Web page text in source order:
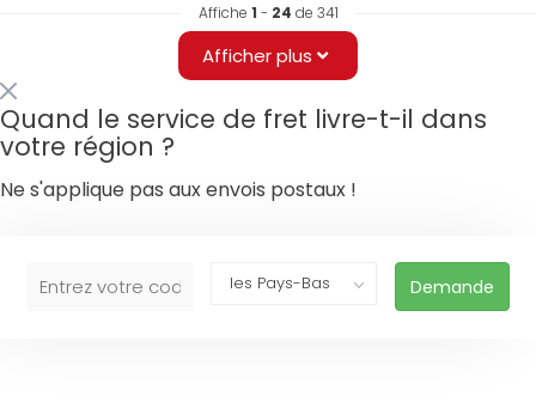
Affiche 1 - 24 de 341
Afficher plus
Quand le service de fret livre-t-il dans
votre région ?
Ne s'applique pas aux envois postaux !
Demande